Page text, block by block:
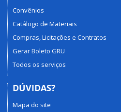
Convênios
Catálogo de Materiais
Compras, Licitações e Contratos
Gerar Boleto GRU
Todos os serviços
DÚVIDAS?
Mapa do site